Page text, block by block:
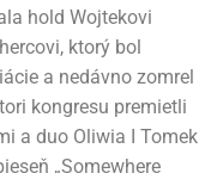
hold Wojtekovi
ktorý bol
a nedávno zomrel
kongresu premietli
a duo Oliwia I Tomek
„Somewhere